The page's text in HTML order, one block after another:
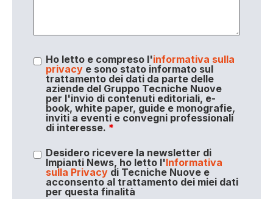
Ho letto e compreso l'informativa sulla
privacye sono stato informato sul
trattamento dei dati da parte delle
aziende del Gruppo Tecniche Nuove
per l'invio di contenuti editoriali, e-
book, white paper, guide e monografie,
inviti a eventi e convegni professionali
di interesse. *
Desidero ricevere la newsletter di
Impianti News, ho letto l'Informativa
sulla Privacydi Tecniche Nuove e
acconsento al trattamento dei miei dati
per questa finalità